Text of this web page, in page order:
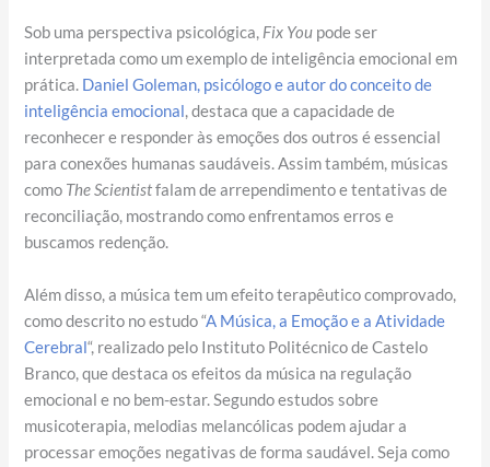
Sob uma perspectiva psicológica, Fix You pode ser
interpretada como um exemplo de inteligência emocional em
prática. Daniel Goleman, psicólogo e autor do conceito de
inteligência emocional, destaca que a capacidade de
reconhecer e responder às emoções dos outros é essencial
para conexões humanas saudáveis. Assim também, músicas
como The Scientistfalam de arrependimento e tentativas de
reconciliação, mostrando como enfrentamos erros e
buscamos redenção.
Além disso, a música tem um efeito terapêutico comprovado,
como descrito no estudo “A Música, a Emoção e a Atividade
Cerebral“, realizado pelo Instituto Politécnico de Castelo
Branco, que destaca os efeitos da música na regulação
emocional e no bem-estar. Segundo estudos sobre
musicoterapia, melodias melancólicas podem ajudar a
processar emoções negativas de forma saudável. Seja como